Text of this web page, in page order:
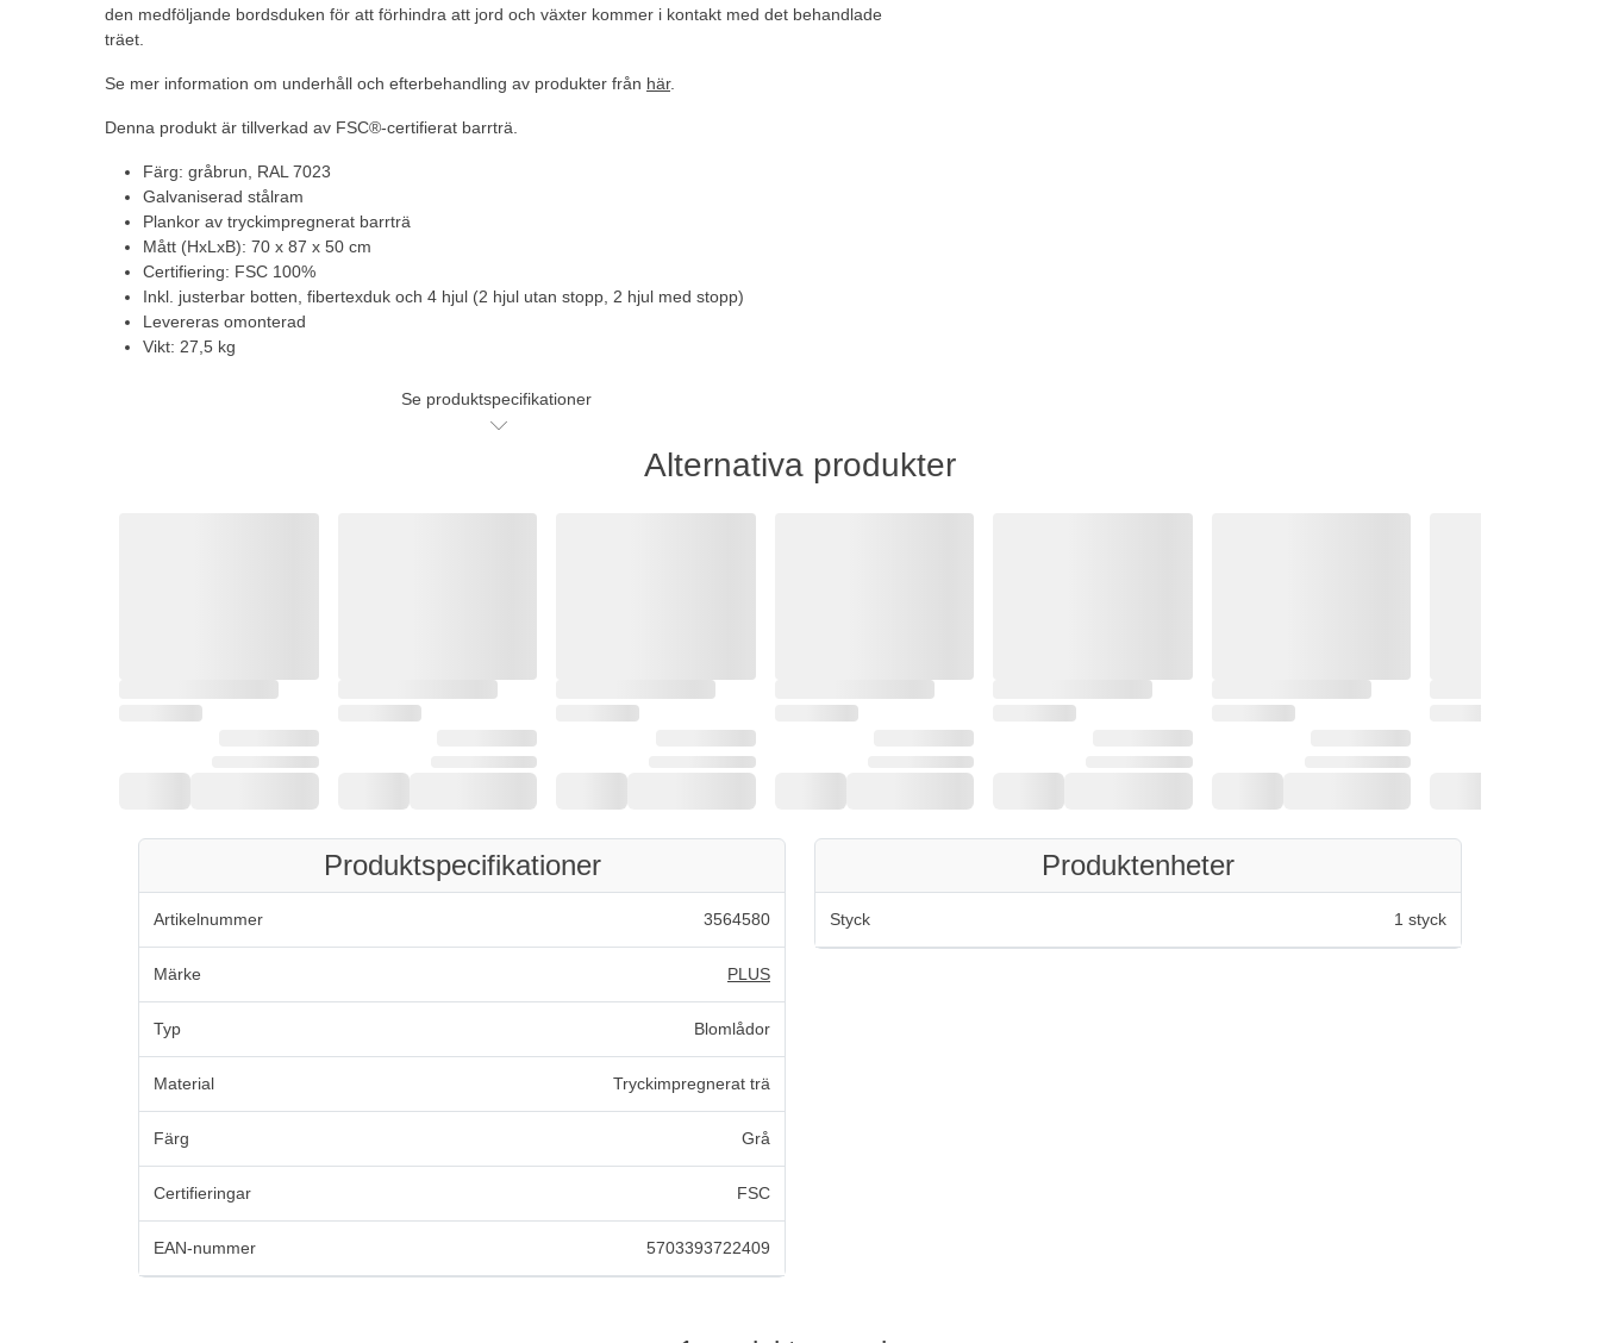
den medföljande bordsduken för att förhindra att jord och växter kommer i kontakt med det behandlade
träet.
Se mer information om underhåll och efterbehandling av produkter från här.
Denna produkt är tillverkad av FSC®-certifierat barrträ.
Färg: gråbrun, RAL 7023
Galvaniserad stålram
Plankor av tryckimpregnerat barrträ
Mått (HxLxB): 70 x 87 x 50 cm
Certifiering: FSC 100%
Inkl. justerbar botten, fibertexduk och 4 hjul (2 hjul utan stopp, 2 hjul med stopp)
Levereras omonterad
Vikt: 27,5 kg
Se produktspecifikationer
Alternativa produkter
Produktspecifikationer
Artikelnummer 3564580
Märke PLUS
Typ Blomlådor
Material Tryckimpregnerat trä
Färg Grå
Certifieringar FSC
EAN-nummer 5703393722409
Produktenheter
Styck 1 styck